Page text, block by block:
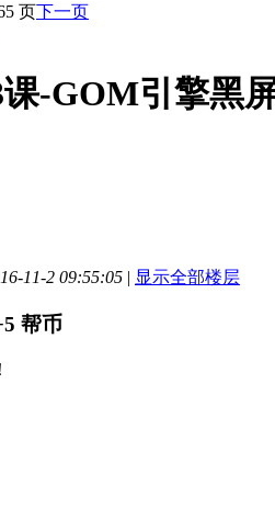
页下一页
-GOM引擎黑
11-2 09:55:05 | 显示全部楼层
帮币